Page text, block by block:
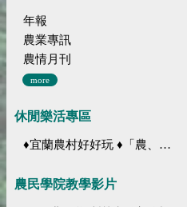
年報
農業專訊
農情月刊
more
休閒樂活專區
♦宜蘭農村好好玩 ♦「農、藝、山、水」四條遊程推薦
農民學院教學影片